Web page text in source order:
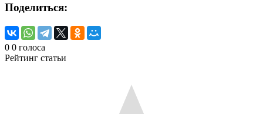
Поделиться:
0 0 голоса
Рейтинг статьи